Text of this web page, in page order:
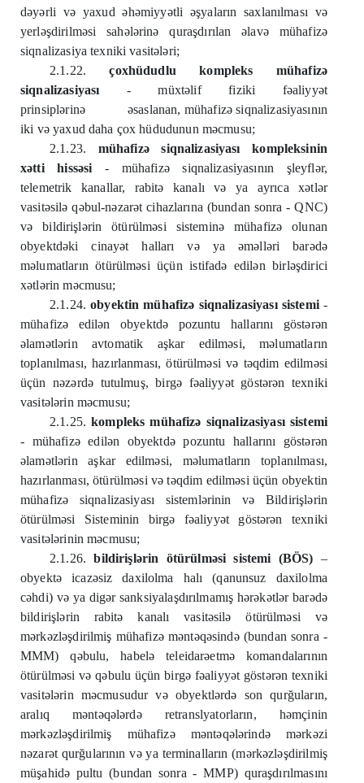
dəyərli və yaxud əhəmiyyətli əşyaların saxlanılması və
yerləşdirilməsi sahələrinə quraşdırılan əlavə mühafizə
siqnalizasiya texniki vasitələri;
2.1.22.çoxhüdudlu kompleks mühafizə
siqnalizasiyası - müxtəlif fiziki fəaliyyət
prinsiplərinə
əsaslanan, mühafizə siqnalizasiyasının
iki və yaxud daha çox hüdudunun məcmusu;
2.1.23. mühafizə siqnalizasiyası kompleksinin
xətti hissəsi - mühafizə siqnalizasiyasının şleyflər,
telemetrik kanallar, rabitə kanalı və ya ayrıca xətlər
vasitəsilə qəbul-nəzarət cihazlarına (bundan sonra - QNC)
və bildirişlərin ötürülməsi sisteminə mühafizə olunan
obyektdəki cinayət halları və ya əməlləri barədə
məlumatların ötürülməsi üçün istifadə edilən birləşdirici
xətlərin məcmusu;
2.1.24.obyektin mühafizə siqnalizasiyası sistemi-
mühafizə edilən obyektdə pozuntu hallarını göstərən
əlamətlərin avtomatik aşkar edilməsi, məlumatların
toplanılması, hazırlanması, ötürülməsi və təqdim edilməsi
üçün nəzərdə tutulmuş, birgə fəaliyyət göstərən texniki
vasitələrin məcmusu;
2.1.25.kompleks mühafizə siqnalizasiyası sistemi
- mühafizə edilən obyektdə pozuntu hallarını göstərən
əlamətlərin aşkar edilməsi, məlumatların toplanılması,
hazırlanması, ötürülməsi və təqdim edilməsi üçün obyektin
mühafizə siqnalizasiyası sistemlərinin və Bildirişlərin
ötürülməsi Sisteminin birgə fəaliyyət göstərən texniki
vasitələrinin məcmusu;
2.1.26.bildirişlərin ötürülməsi sistemi (BÖS) –
obyektə icazəsiz daxilolma halı (qanunsuz daxilolma
cəhdi) və ya digər sanksiyalaşdırılmamış hərəkətlər barədə
bildirişlərin rabitə kanalı vasitəsilə ötürülməsi və
mərkəzləşdirilmiş mühafizə məntəqəsində (bundan sonra -
МММ) qəbulu, habelə teleidarəetmə komandalarının
ötürülməsi və qəbulu üçün birgə fəaliyyət göstərən texniki
vasitələrin məcmusudur və obyektlərdə son qurğuların,
aralıq məntəqələrdə retranslyatorların, həmçinin
mərkəzləşdirilmiş mühafizə məntəqələrində mərkəzi
nəzarət qurğularının və ya terminalların (mərkəzləşdirilmiş
müşahidə pultu (bundan sonra - MMP) quraşdırılmasını